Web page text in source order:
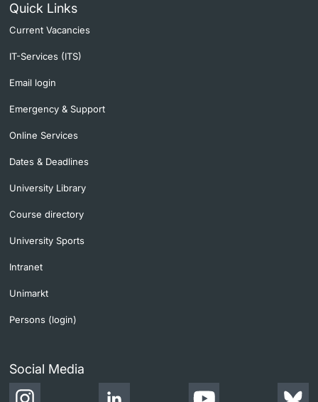
Quick Links
Current Vacancies
IT-Services (ITS)
Email login
Emergency & Support
Online Services
Dates & Deadlines
University Library
Course directory
University Sports
Intranet
Unimarkt
Persons (login)
Social Media